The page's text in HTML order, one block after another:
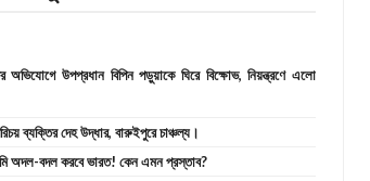
অভিযোগে উপপ্রধান বিপিন পড়ুয়াকে ঘিরে বিক্ষোভ, নিয়ন্ত্রণে এলো
ব্যক্তির দেহ উদ্ধার, বারুইপুরে চাঞ্চল্য।
অদল-বদল করবে ভারত! কেন এমন প্রস্তাব?